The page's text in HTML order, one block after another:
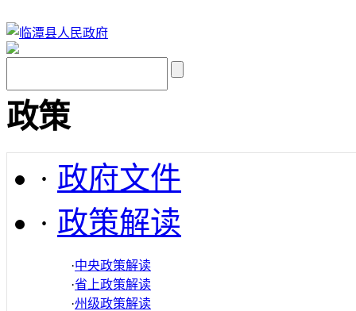
政策
· 政府文件
· 政策解读
·中央政策解读
·省上政策解读
·州级政策解读